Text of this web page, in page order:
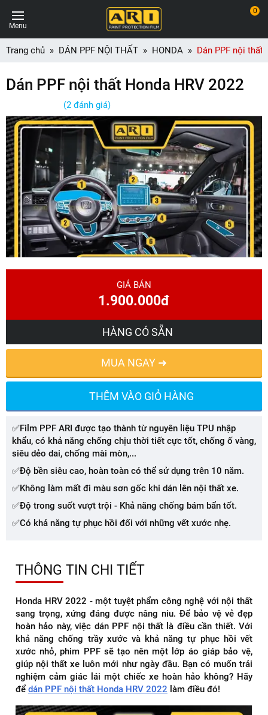
Menu
0
Trang chủ DÁN PPF NỘI THẤT HONDA Dán PPF nội thất
Dán PPF nội thất Honda HRV 2022
(2 đánh giá)
GIÁ BÁN
1.900.000đ
HÀNG CÓ SẴN
MUA NGAY ➜
THÊM VÀO GIỎ HÀNG
✅Film PPF ARI được tạo thành từ nguyên liệu TPU nhập
khẩu, có khả năng chống chịu thời tiết cực tốt, chống ố vàng,
siêu dẻo dai, chống mài mòn,...
✅Độ bền siêu cao, hoàn toàn có thể sử dụng trên 10 năm.
✅Không làm mất đi màu sơn gốc khi dán lên nội thất xe.
✅Độ trong suốt vượt trội - Khả năng chống bám bẩn tốt.
✅Có khả năng tự phục hồi đối với những vết xước nhẹ.
THÔNG TIN CHI TIẾT
Honda HRV 2022 - một tuyệt phẩm công nghệ với nội thất
sang trọng, xứng đáng được nâng niu. Để bảo vệ vẻ đẹp
hoàn hảo này, việc dán PPF nội thất là điều cần thiết. Với
khả năng chống trầy xước và khả năng tự phục hồi vết
xước nhỏ, phim PPF sẽ tạo nên một lớp áo giáp bảo vệ,
giúp nội thất xe luôn mới như ngày đầu. Bạn có muốn trải
nghiệm cảm giác lái một chiếc xe hoàn hảo không? Hãy
để dán PPF nội thất Honda HRV 2022 làm điều đó!